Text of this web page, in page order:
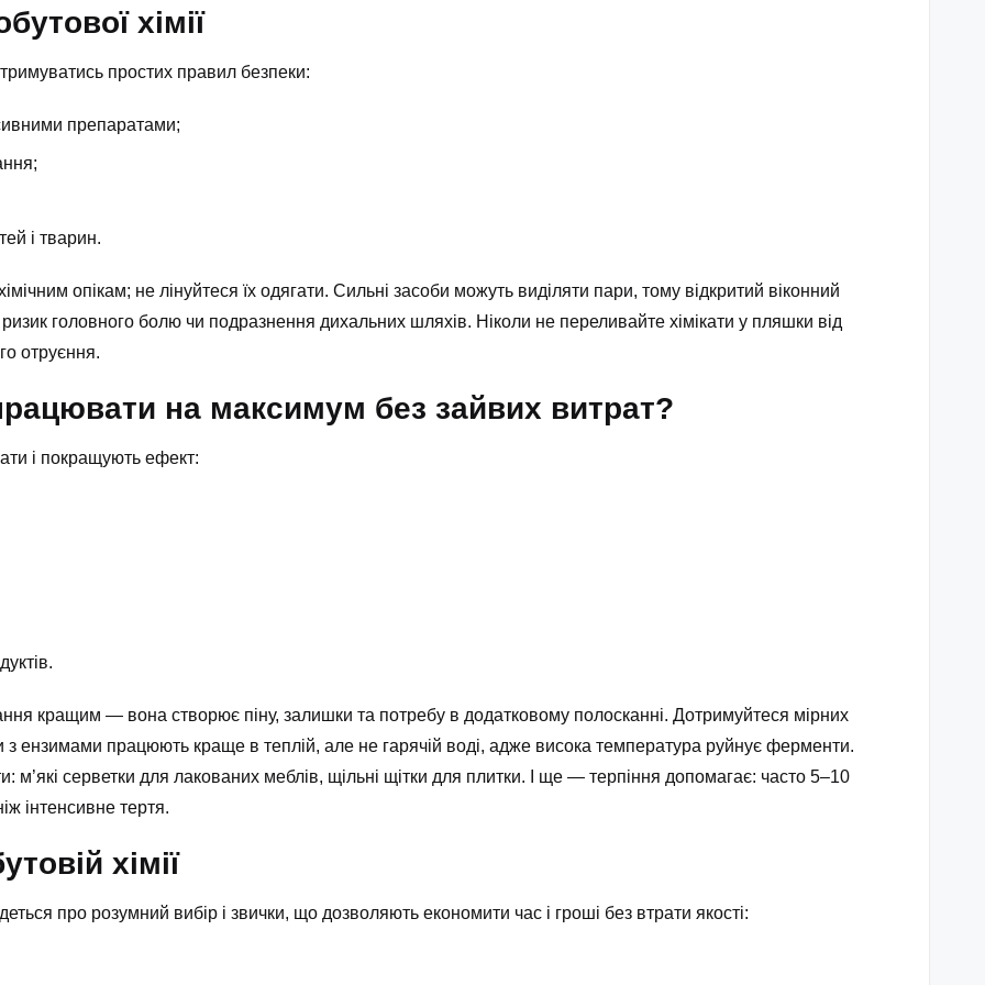
хімії
простих правил безпеки:
препаратами;
і тварин.
опікам; не лінуйтеся їх одягати. Сильні засоби можуть виділяти пари, тому відкритий віконний
головного болю чи подразнення дихальних шляхів. Ніколи не переливайте хімікати у пляшки від
отруєння.
на максимум без зайвих витрат?
і покращують ефект:
кращим — вона створює піну, залишки та потребу в додатковому полосканні. Дотримуйтеся мірних
з ензимами працюють краще в теплій, але не гарячій воді, адже висока температура руйнує ферменти.
м’які серветки для лакованих меблів, щільні щітки для плитки. І ще — терпіння допомагає: часто 5–10
інтенсивне тертя.
хімії
про розумний вибір і звички, що дозволяють економити час і гроші без втрати якості: